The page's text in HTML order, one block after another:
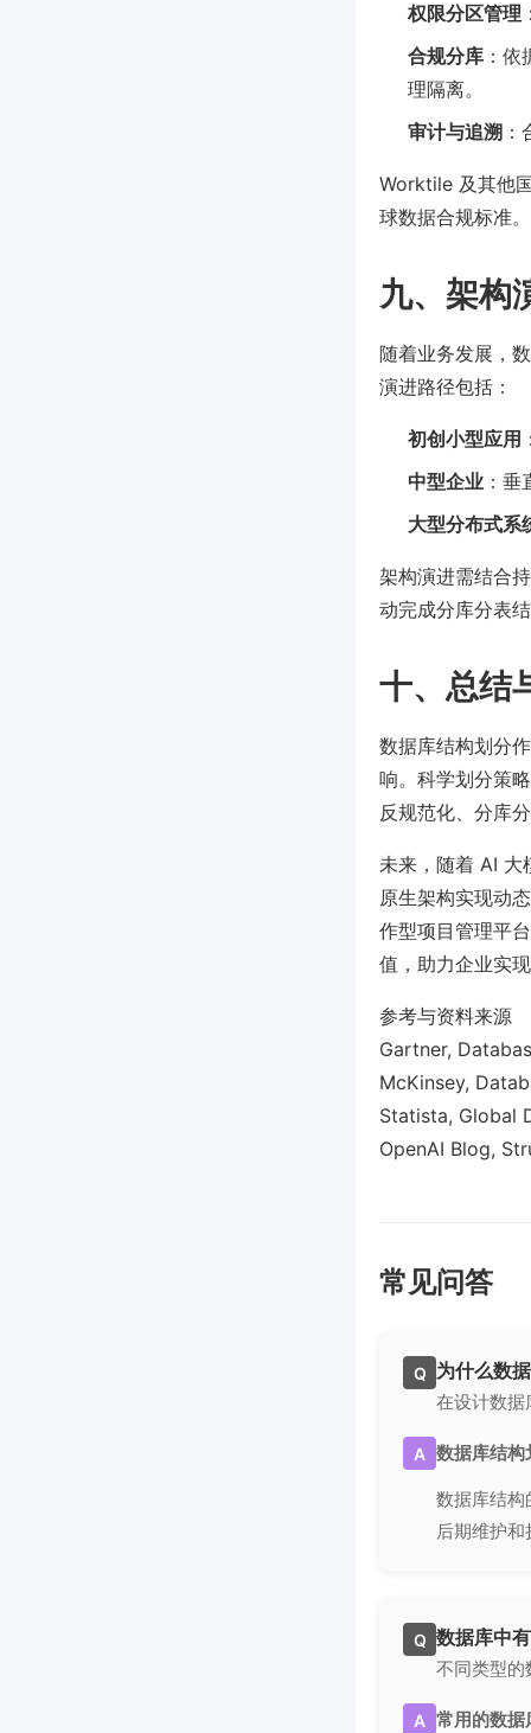
权限分区管理
合规分库 ：
理隔离。
审计与追溯
Worktile 及其他
球数据合规标准。
九、架构
随着业务发展，
演进路径包括：
初创小型应用
中型企业 ：
大型分布式系
架构演进需结合
动完成分库分表
十、总结
数据库结构划分
响。科学划分策
反规范化、分库
未来，随着 AI 大
原生架构实现动
作型项目管理平
值，助力企业实
参考与资料来源
Gartner,
McKinsey,
Statista, Global
OpenAI Blog,
常见问答
Q 为什么数
在设计数据
A 数据库结构
数据库结构
后期维护
Q 数据库中
不同类型的
A 常用的数据